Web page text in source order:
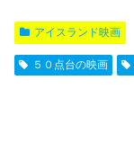
アイスランド映画
５０点台の映画